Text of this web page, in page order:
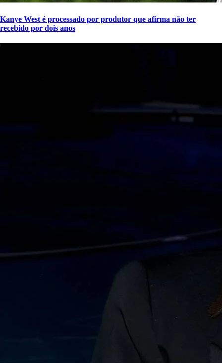
Kanye West é processado por produtor que afirma não ter
recebido por dois anos